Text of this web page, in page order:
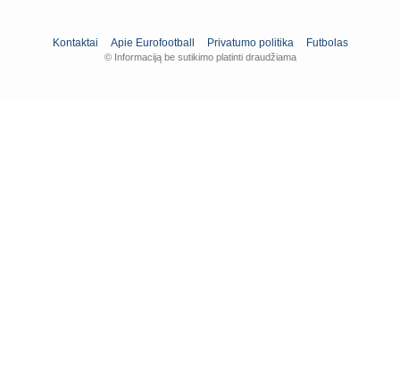
Kontaktai Apie Eurofootball Privatumo politika Futbolas
© Informaciją be sutikimo platinti draudžiama